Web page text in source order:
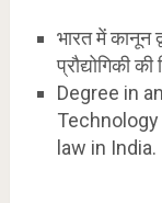
भारत में कानून
प्रौद्योगिकी
Degree in
law in India.